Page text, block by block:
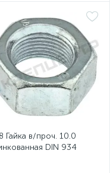
Гайка в/проч. 10.0
DIN 934